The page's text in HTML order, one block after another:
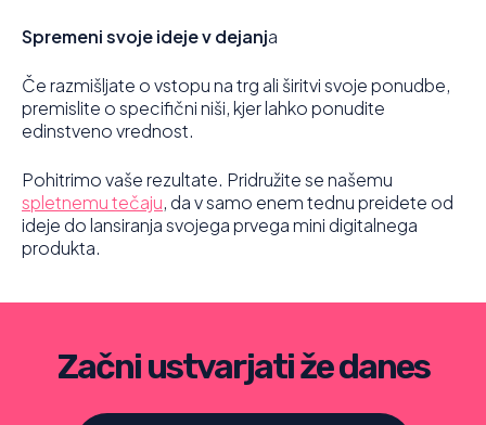
Spremeni svoje ideje v dejanja
Če razmišljate o vstopu na trg ali širitvi svoje ponudbe,
premislite o specifični niši, kjer lahko ponudite
edinstveno vrednost.
Pohitrimo vaše rezultate. Pridružite se našemu
spletnemu tečaju, da v samo enem tednu preidete od
ideje do lansiranja svojega prvega mini digitalnega
produkta.
Začni ustvarjati že danes